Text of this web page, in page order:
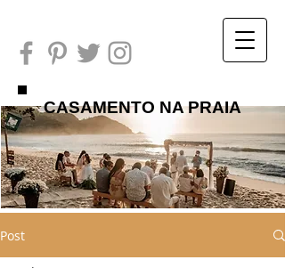
CASAMENTO NA PRAIA
Post